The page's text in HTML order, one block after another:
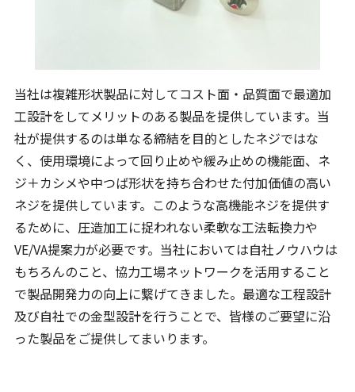
当社は複雑形状製品に対してコスト面・品質面で最適加
工設計をしてメリットのある製品を提供しています。当
社が提供するのは単なる締結を目的としたネジではな
く、使用環境によって回り止めや緩み止めの機能面、ネ
ジ＋カシメや中つば形状を持ち合わせた付加価値の高い
ネジを提供しています。このような高機能ネジを提供す
るために、圧造加工に捉われない柔軟な工法転換力や
VE/VA提案力が必要です。当社においては自社ノウハウは
もちろんのこと、協力工場ネットワークを活用すること
で製品開発力の向上に繋げてきました。最適な工程設計
及び自社での金型設計を行うことで、皆様のご要望に沿
った製品をご提供してまいります。